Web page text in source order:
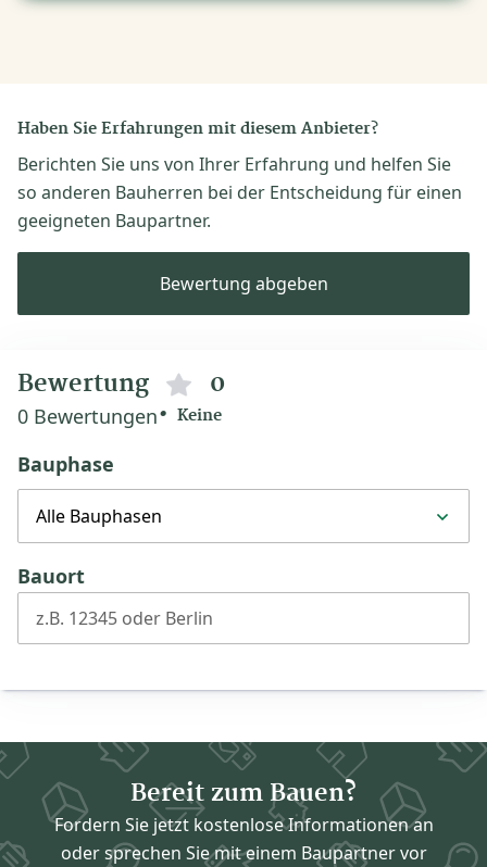
Haben Sie Erfahrungen mit diesem Anbieter?
Berichten Sie uns von Ihrer Erfahrung und helfen Sie
so anderen Bauherren bei der Entscheidung für einen
geeigneten Baupartner.
Bewertung abgeben
Bewertung 0
0 Bewertungen Keine
Bauphase
Alle Bauphasen
Bauort
z.B. 12345 oder Berlin
Bereit zum Bauen?
Fordern Sie jetzt kostenlose Informationen an
oder sprechen Sie mit einem Baupartner vor